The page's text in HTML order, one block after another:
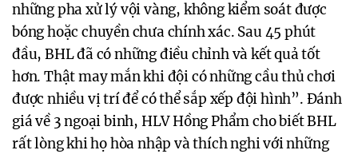
những pha xử lý vội vàng, không kiểm soát được
bóng hoặc chuyền chưa chính xác. Sau 45 phút
đầu, BHL đã có những điều chỉnh và kết quả tốt
hơn. Thật may mắn khi đội có những cầu thủ chơi
được nhiều vị trí để có thể sắp xếp đội hình”. Đánh
giá về 3 ngoại binh, HLV Hồng Phẩm cho biết BHL
rất lòng khi họ hòa nhập và thích nghi với những